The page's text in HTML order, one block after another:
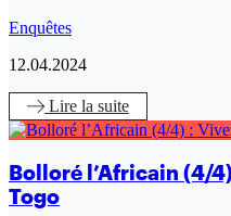
Enquêtes
12.04.2024
Lire la suite
Bolloré l’Africain (4/
Togo